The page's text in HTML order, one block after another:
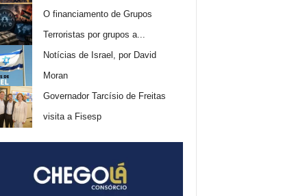
O financiamento de Grupos
Terroristas por grupos a...
Notícias de Israel, por David
Moran
Governador Tarcísio de Freitas
visita a Fisesp